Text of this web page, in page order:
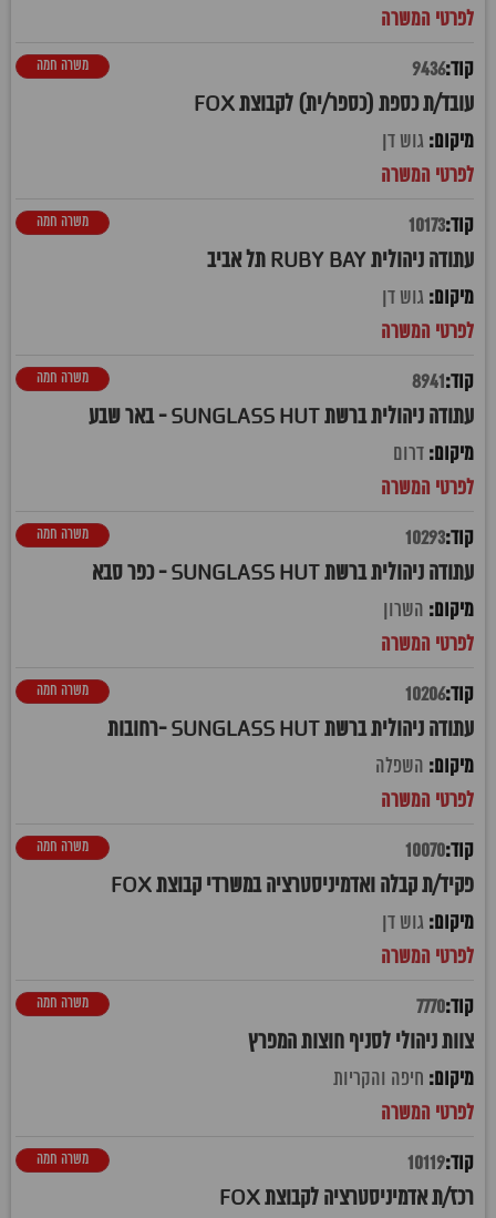
9436
עובד/ת כספת (כספר/ית) לקבוצת FOX
משרה חמה
גוש דן
10173
עתודה ניהולית RUBY BAY תל אביב
משרה חמה
גוש דן
8941
עתודה ניהולית ברשת SUNGLASS HUT - באר שבע
משרה חמה
דרום
10293
עתודה ניהולית ברשת SUNGLASS HUT - כפר סבא
משרה חמה
השרון
10206
עתודה ניהולית ברשת SUNGLASS HUT -רחובות
משרה חמה
השפלה
10070
פקיד/ת קבלה ואדמיניסטרציה במשרדי קבוצת FOX
משרה חמה
גוש דן
7770
צוות ניהולי לסניף חוצות המפרץ
משרה חמה
חיפה והקריות
10119
רכז/ת אדמיניסטרציה לקבוצת FOX
משרה חמה